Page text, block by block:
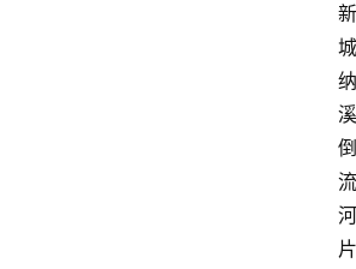
新
城
纳
溪
倒
流
河
片